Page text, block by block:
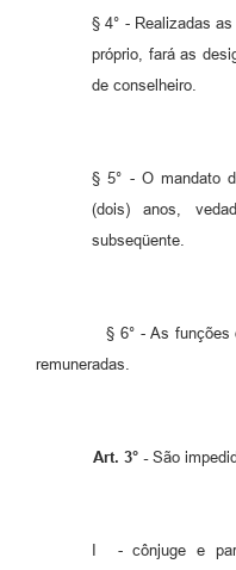
§ 4° - Realizadas
próprio, fará as
de conselheiro.
§ 5° - O mandato
(dois) anos,
subseqüente.
§ 6° - As funções dos
remuneradas.
Art. 3° -São
I - cônjuge e